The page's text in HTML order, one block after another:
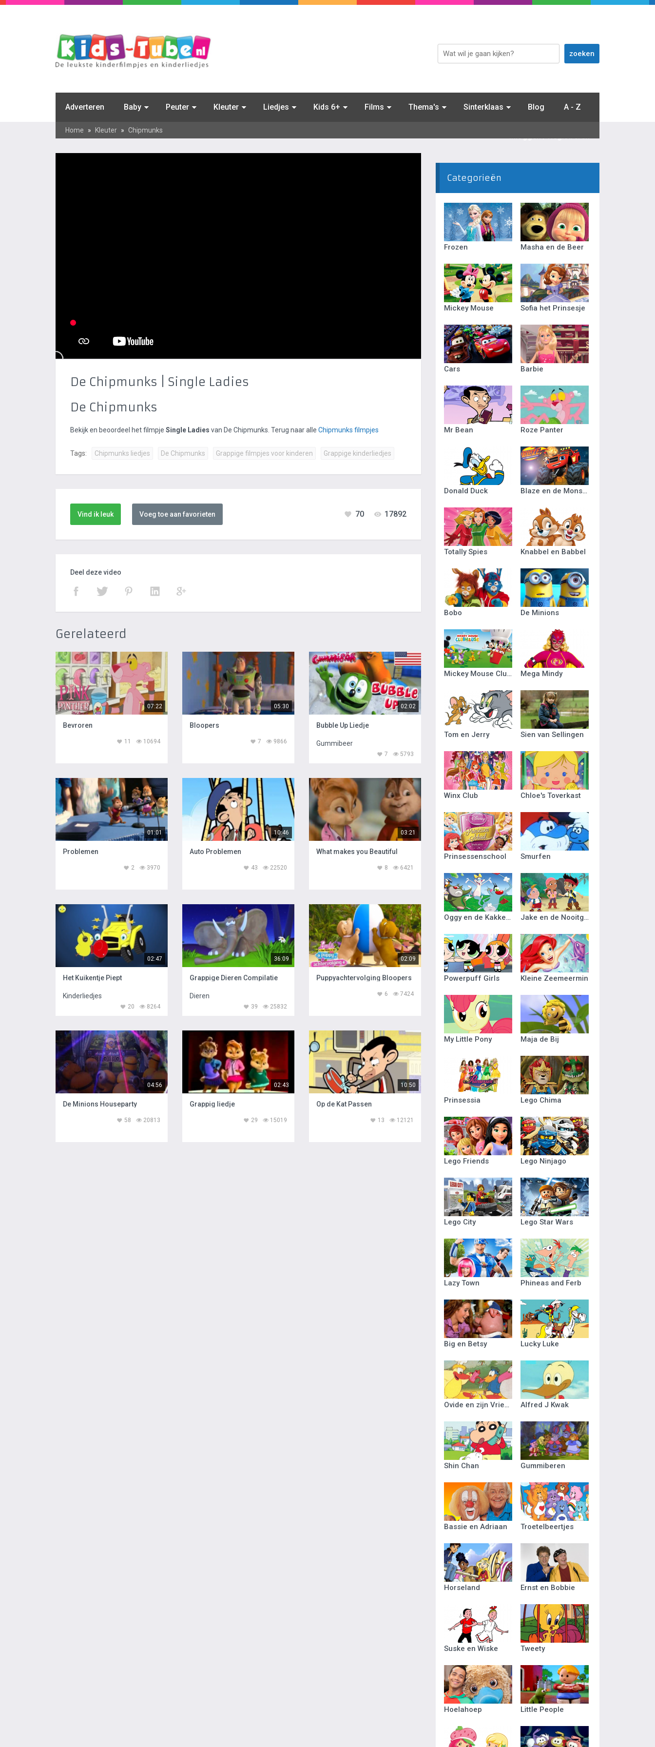
Adverteren Baby Peuter Kleuter Liedjes Kids 6+ Films Thema's Sinterklaas Blog A - Z
Inloggen / Registreren
Home » Kleuter » Chipmunks
De Chipmunks | Single Ladies
De Chipmunks
Bekijk en beoordeel het filmpje Single Ladies van De Chipmunks. Terug naar alle Chipmunks filmpjes
Tags: Chipmunks liedjes De Chipmunks Grappige filmpjes voor kinderen Grappige kinderliedjes
Vind ik leuk Voeg toe aan favorieten 17892
70
Deel deze video
Gerelateerd
07:22
Bevroren
10694
11
05:30
Bloopers
9866
7
02:02
Bubble Up Liedje
Gummibeer
5793
7
01:01
Problemen
3970
2
10:46
Auto Problemen
22520
43
03:21
What makes you Beautiful
6421
8
02:47
Het Kuikentje Piept
Kinderliedjes
8264
20
36:09
Grappige Dieren Compilatie
Dieren
25832
39
02:09
Puppyachtervolging Bloopers
7424
6
04:56
De Minions Houseparty
20813
58
02:43
Grappig liedje
15019
29
10:50
Op de Kat Passen
12121
13
Categorieën
Frozen Masha en de Beer
Mickey Mouse Sofia het Prinsesje
Cars Barbie
Mr Bean Roze Panter
Donald Duck Blaze en de Monsterwielen
Totally Spies Knabbel en Babbel
Bobo De Minions
Mickey Mouse Clubhuis Mega Mindy
Tom en Jerry Sien van Sellingen
Winx Club Chloe's Toverkast
Prinsessenschool Smurfen
Oggy en de Kakkerlakken Jake en de Nooitgedacht Piraten
Powerpuff Girls Kleine Zeemeermin
My Little Pony Maja de Bij
Prinsessia Lego Chima
Lego Friends Lego Ninjago
Lego City Lego Star Wars
Lazy Town Phineas and Ferb
Big en Betsy Lucky Luke
Ovide en zijn Vriendjes Alfred J Kwak
Shin Chan Gummiberen
Bassie en Adriaan Troetelbeertjes
Horseland Ernst en Bobbie
Suske en Wiske Tweety
Hoelahoep Little People